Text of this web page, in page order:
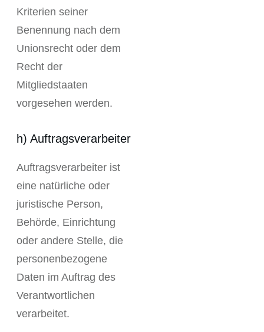
Kriterien seiner
Benennung nach dem
Unionsrecht oder dem
Recht der
Mitgliedstaaten
vorgesehen werden.
h) Auftragsverarbeiter
Auftragsverarbeiter ist
eine natürliche oder
juristische Person,
Behörde, Einrichtung
oder andere Stelle, die
personenbezogene
Daten im Auftrag des
Verantwortlichen
verarbeitet.